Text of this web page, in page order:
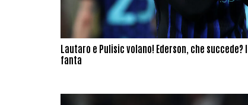
Lautaro e Pulisic volano! Ederson, che
fanta